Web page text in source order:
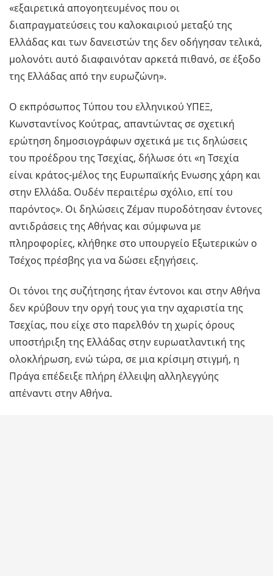
«εξαιρετικά απογοητευμένος που οι
διαπραγματεύσεις του καλοκαιριού μεταξύ της
Ελλάδας και των δανειστών της δεν οδήγησαν τελικά,
μολονότι αυτό διαφαινόταν αρκετά πιθανό, σε έξοδο
της Ελλάδας από την ευρωζώνη».
Ο εκπρόσωπος Τύπου του ελληνικού ΥΠΕΞ,
Κωνσταντίνος Κούτρας, απαντώντας σε σχετική
ερώτηση δημοσιογράφων σχετικά με τις δηλώσεις
του προέδρου της Τσεχίας, δήλωσε ότι «η Τσεχία
είναι κράτος-μέλος της Ευρωπαϊκής Ενωσης χάρη και
στην Ελλάδα. Ουδέν περαιτέρω σχόλιο, επί του
παρόντος». Οι δηλώσεις Ζέμαν πυροδότησαν έντονες
αντιδράσεις της Αθήνας και σύμφωνα με
πληροφορίες, κλήθηκε στο υπουργείο Εξωτερικών ο
Τσέχος πρέσβης για να δώσει εξηγήσεις.
Οι τόνοι της συζήτησης ήταν έντονοι και στην Αθήνα
δεν κρύβουν την οργή τους για την αχαριστία της
Τσεχίας, που είχε στο παρελθόν τη χωρίς όρους
υποστήριξη της Ελλάδας στην ευρωατλαντική της
ολοκλήρωση, ενώ τώρα, σε μια κρίσιμη στιγμή, η
Πράγα επέδειξε πλήρη έλλειψη αλληλεγγύης
απέναντι στην Αθήνα.